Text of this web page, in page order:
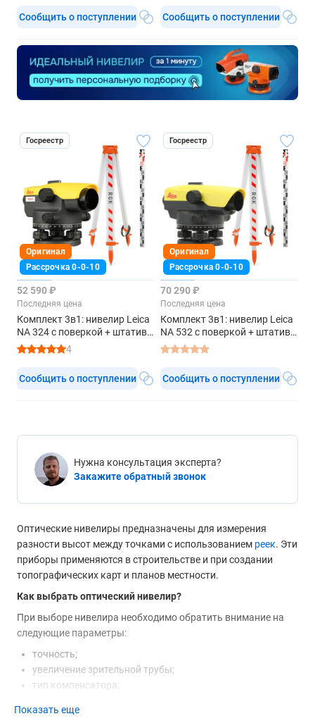
Сообщить о поступлении Сообщить о поступлении
Госреестр
Оригинал
Рассрочка 0-0-10
52 590 ₽
Последняя цена
Комплект 3в1: нивелир Leica
NA 324 с поверкой + штатив,
рейка 3м
4
Сообщить о поступлении
Госреестр
Оригинал
Рассрочка 0-0-10
70 290 ₽
Последняя цена
Комплект 3в1: нивелир Leica
NA 532 с поверкой + штатив,
рейка 3м
Сообщить о поступлении
Нужна консультация эксперта?
Закажите обратный звонок
Оптические нивелиры предназначены для измерения
разности высот между точками с использованием реек. Эти
приборы применяются в строительстве и при создании
топографических карт и планов местности.
Как выбрать оптический нивелир?
При выборе нивелира необходимо обратить внимание на
следующие параметры:
точность;
увеличение зрительной трубы;
тип компенсатора;
Показать еще